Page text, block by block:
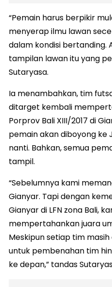
“Pemain harus berpikir
menyerap ilmu lawan
dalam kondisi bertanding.
tampilan lawan itu yang
Sutaryasa.
Ia menambahkan, tim
ditarget kembali
Porprov Bali XIII/2017 di
pemain akan diboyong ke
nanti. Bahkan, semua
tampil.
“Sebelumnya kami
Gianyar. Tapi dengan
Gianyar di LFN zona Bali,
mempertahankan juara
Meskipun setiap tim
untuk pembenahan tim
ke depan,” tandas